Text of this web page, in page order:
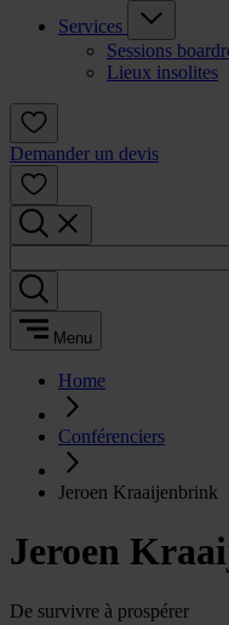
Services
Sessions
Lieux insolites
Demander un devis
Menu
Home
Conférenciers
Jeroen Kraaijenbrink
Jeroen
De survivre à prospérer